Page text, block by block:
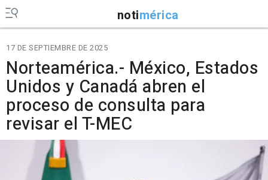
notimérica
17 DE SEPTIEMBRE DE 2025
Norteamérica.- México, Estados
Unidos y Canadá abren el
proceso de consulta para
revisar el T-MEC